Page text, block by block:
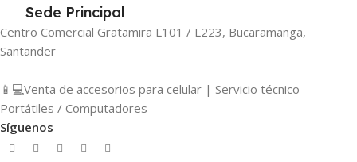
Sede Principal
Centro Comercial Gratamira L101 / L223, Bucaramanga,
Santander
📱💻Venta de accesorios para celular | Servicio técnico
Portátiles / Computadores
Síguenos